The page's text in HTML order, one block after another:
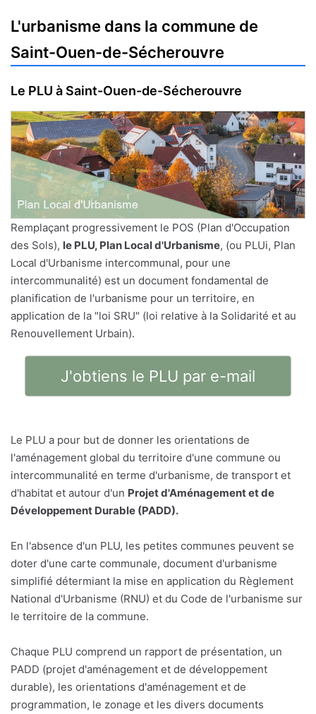
L'urbanisme dans la commune de
Saint-Ouen-de-Sécherouvre
Le PLU à Saint-Ouen-de-Sécherouvre
Remplaçant progressivement le POS (Plan d'Occupation
des Sols), le PLU, Plan Local d'Urbanisme, (ou PLUi, Plan
Local d'Urbanisme intercommunal, pour une
intercommunalité) est un document fondamental de
planification de l'urbanisme pour un territoire, en
application de la "loi SRU" (loi relative à la Solidarité et au
Renouvellement Urbain).
J'obtiens le PLU par e-mail
Le PLU a pour but de donner les orientations de
l'aménagement global du territoire d'une commune ou
intercommunalité en terme d'urbanisme, de transport et
d'habitat et autour d'un Projet d'Aménagement et de
Développement Durable (PADD).
En l'absence d'un PLU, les petites communes peuvent se
doter d'une carte communale, document d'urbanisme
simplifié détermiant la mise en application du Règlement
National d'Urbanisme (RNU) et du Code de l'urbanisme sur
le territoire de la commune.
Chaque PLU comprend un rapport de présentation, un
PADD (projet d'aménagement et de développement
durable), les orientations d'aménagement et de
programmation, le zonage et les divers documents